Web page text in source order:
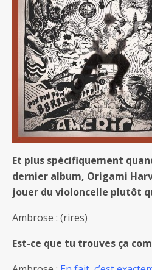
Et plus spécifiquement
dernier album, Origami
jouer du violoncelle plutôt
Ambrose : (rires)
Est-ce que tu trouves ça